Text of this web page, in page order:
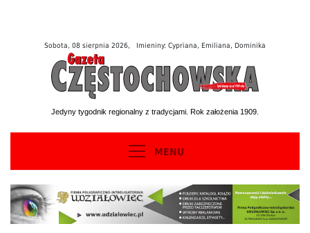
Sobota, 08 sierpnia 2026, Imieniny: Cypriana, Emiliana, Dominika
Jedyny tygodnik regionalny z tradycjami. Rok założenia 1909.
MENU